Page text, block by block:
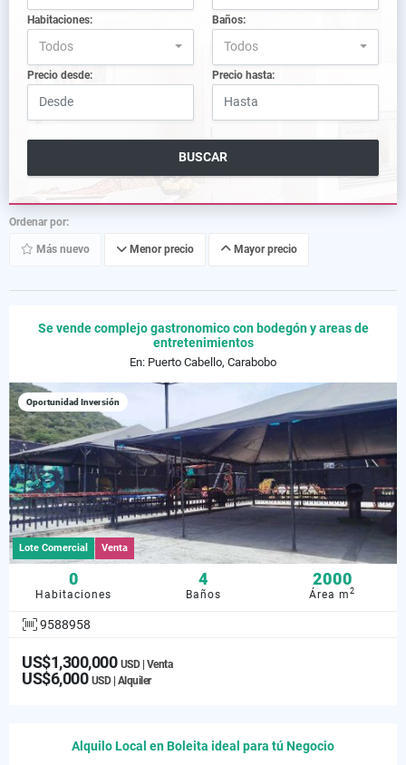
Habitaciones:
Todos
Baños:
Todos
Precio desde: Precio hasta:
BUSCAR
Ordenar por:
Más nuevo Menor precio Mayor precio
Se vende complejo gastronomico con bodegón y areas de
entretenimientos
En: Puerto Cabello, Carabobo
Oportunidad Inversión
Lote Comercial Venta
0
Habitaciones
4
Baños
2000
Área m2
9588958
US$1,300,000 USD | Venta
US$6,000 USD | Alquiler
Alquilo Local en Boleita ideal para tú Negocio